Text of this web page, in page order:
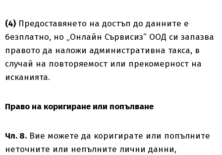
(4) Предоставянето на достъп до данните е
безплатно, но „Онлайн Сървисиз“ ООД си запазва
правото да наложи административна такса, в
случай на повторяемост или прекомерност на
исканията.
Право на коригиране или попълване
Чл. 8. Вие можете да коригирате или попълните
неточните или непълните лични данни,